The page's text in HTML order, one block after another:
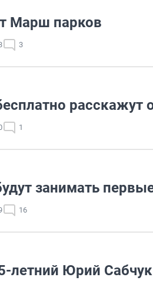
Марш парков
3
расскажут
1
занимать
16
летний Юрий Сабчук